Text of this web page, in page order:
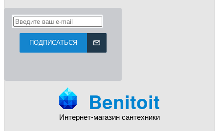
ПОДПИСАТЬСЯ
Benitoit
Интернет-магазин сантехники